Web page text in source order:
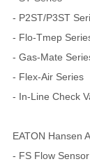
- P2ST/P3ST
- Flo-Tmep
- Gas-Mate
- Flex-Air Series
- In-Line Check
EATON Hansen
- FS Flow